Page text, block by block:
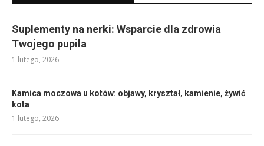
Suplementy na nerki: Wsparcie dla zdrowia
Twojego pupila
1 lutego, 2026
Kamica moczowa u kotów: objawy, kryształ, kamienie, żywić
kota
1 lutego, 2026